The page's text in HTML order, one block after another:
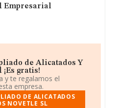
Empresarial
de Alicatados Y
gratis!
y te regalamos el
empresa.
DE ALICATADOS
NOVETLE SL